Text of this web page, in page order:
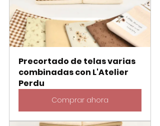
Precortado de telas varias
combinadas con L'Atelier
Perdu
Comprar ahora